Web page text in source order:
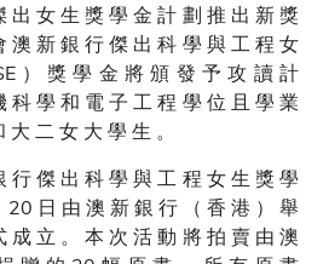
出 女 生 獎 學 金 計 劃 推 出 新 獎
澳 新 銀 行 傑 出 科 學 與 工 程 女
） 獎 學 金 將 頒 發 予 攻 讀 計
科 學 和 電 子 工 程 學 位 且 學 業
二 女 大 學 生 。
行 傑 出 科 學 與 工 程 女 生 獎 學
日 由 澳 新 銀 行 （ 香 港 ） 舉
成 立 。 本 次 活 動 將 拍 賣 由 澳